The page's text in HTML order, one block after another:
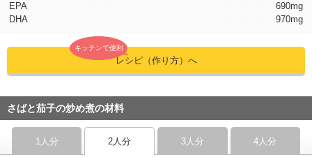
EPA
690mg
DHA
970mg
キッチンで便利
レシピ（作り方）へ
さばと茄子の炒め煮の材料
1人分 2人分 3人分 4人分